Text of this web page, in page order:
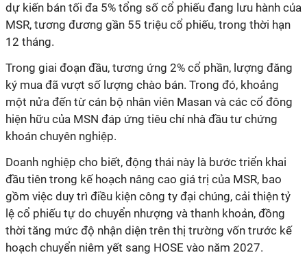
dự kiến bán tối đa 5% tổng số cổ phiếu đang lưu hành của
MSR, tương đương gần 55 triệu cổ phiếu, trong thời hạn
12 tháng.
Trong giai đoạn đầu, tương ứng 2% cổ phần, lượng đăng
ký mua đã vượt số lượng chào bán. Trong đó, khoảng
một nửa đến từ cán bộ nhân viên Masan và các cổ đông
hiện hữu của MSN đáp ứng tiêu chí nhà đầu tư chứng
khoán chuyên nghiệp.
Doanh nghiệp cho biết, động thái này là bước triển khai
đầu tiên trong kế hoạch nâng cao giá trị của MSR, bao
gồm việc duy trì điều kiện công ty đại chúng, cải thiện tỷ
lệ cổ phiếu tự do chuyển nhượng và thanh khoản, đồng
thời tăng mức độ nhận diện trên thị trường vốn trước kế
hoạch chuyển niêm yết sang HOSE vào năm 2027.